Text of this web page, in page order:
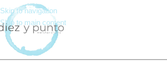
Skip to navigation
Skip to main content